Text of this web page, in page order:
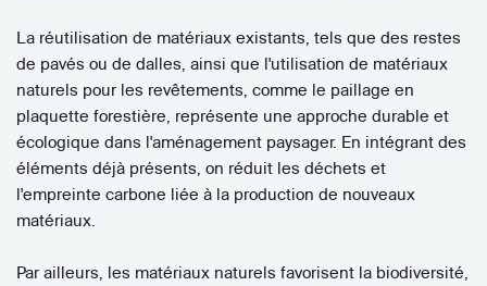
La réutilisation de matériaux existants, tels que des restes
de pavés ou de dalles, ainsi que l'utilisation de matériaux
naturels pour les revêtements, comme le paillage en
plaquette forestière, représente une approche durable et
écologique dans l'aménagement paysager. En intégrant des
éléments déjà présents, on réduit les déchets et
l'empreinte carbone liée à la production de nouveaux
matériaux.
Par ailleurs, les matériaux naturels favorisent la biodiversité,